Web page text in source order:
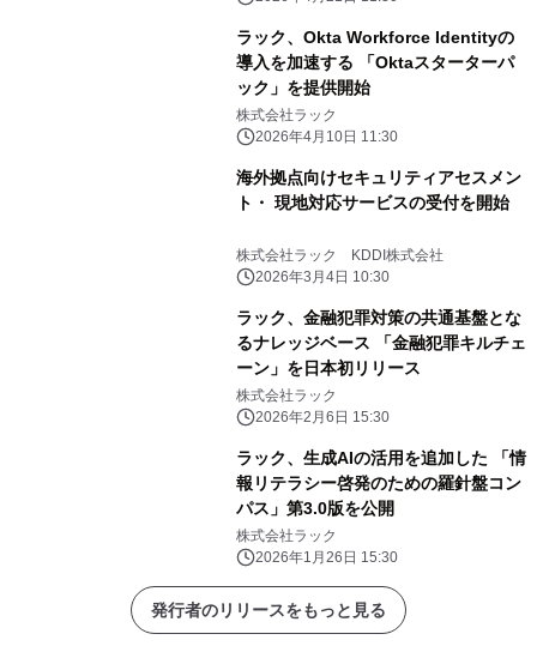
ラック、Okta Workforce Identityの
導入を加速する 「Oktaスターターパ
ック」を提供開始
株式会社ラック
2026年4月10日 11:30
海外拠点向けセキュリティアセスメン
ト・ 現地対応サービスの受付を開始
株式会社ラック KDDI株式会社
2026年3月4日 10:30
ラック、金融犯罪対策の共通基盤とな
るナレッジベース 「金融犯罪キルチェ
ーン」を日本初リリース
株式会社ラック
2026年2月6日 15:30
ラック、生成AIの活用を追加した 「情
報リテラシー啓発のための羅針盤コン
パス」第3.0版を公開
株式会社ラック
2026年1月26日 15:30
発行者のリリースをもっと見る